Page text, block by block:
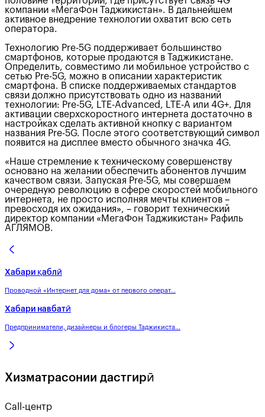
компании «МегаФон Таджикистан». В дальнейшем
активное внедрение технологии охватит всю сеть
оператора.
Технологию Pre-5G поддерживает большинство
смартфонов, которые продаются в Таджикистане.
Определить, совместимо ли мобильное устройство с
сетью Pre-5G, можно в описании характеристик
смартфона. В списке поддерживаемых стандартов
связи должно присутствовать одно из названий
технологии: Pre-5G, LTE-Advanced, LTE-A или 4G+. Для
активации сверхскоростного интернета достаточно в
настройках сделать активной кнопку с вариантом
названия Pre-5G. После этого соответствующий символ
появится на дисплее вместо обычного значка 4G.
«Наше стремление к техническому совершенству
основано на желании обеспечить абонентов лучшим
качеством связи. Запуская Pre-5G, мы совершаем
очередную революцию в сфере скоростей мобильного
интернета, не просто исполняя мечты клиентов –
превосходя их ожидания», – говорит технический
директор компании «МегаФон Таджикистан» Рафиль
АГЛЯМОВ.
Хабари қаблӣ
Проводной «Интернет для дома» от первого операт...
Хабари навбатӣ
Предприниматели, дизайнеры и блогеры Таджикиста...
Хизматрасонии дастгирӣ
Call-центр